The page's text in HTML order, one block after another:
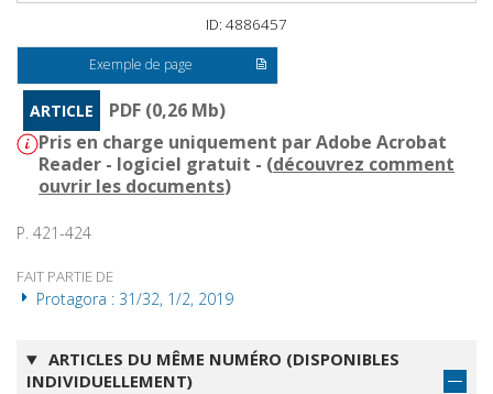
ID: 4886457
Exemple de page
ARTICLE
PDF (0,26 Mb)
Pris en charge uniquement par Adobe Acrobat
Reader - logiciel gratuit - (découvrez comment
ouvrir les documents)
P. 421-424
FAIT PARTIE DE
Protagora : 31/32, 1/2, 2019
ARTICLES DU MÊME NUMÉRO (DISPONIBLES
INDIVIDUELLEMENT)